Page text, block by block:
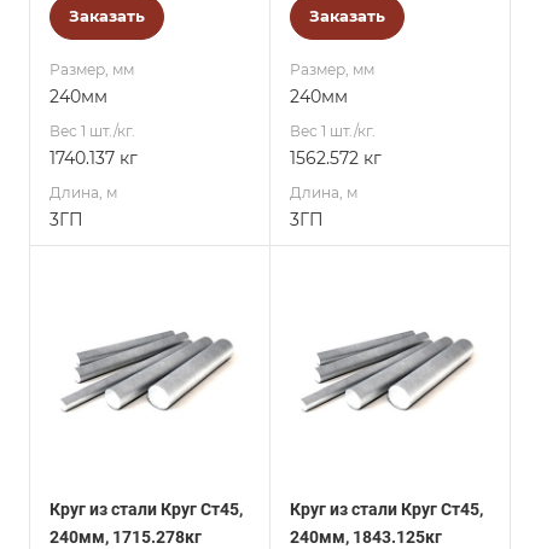
Заказать
Размер, мм
240мм
Вес 1 шт./кг.
1740.137 кг
Длина, м
3ГП
Заказать
Размер, мм
240мм
Вес 1 шт./кг.
1562.572 кг
Длина, м
3ГП
Круг из стали Круг Ст45,
240мм, 1715.278кг
Круг из стали Круг Ст45,
240мм, 1843.125кг